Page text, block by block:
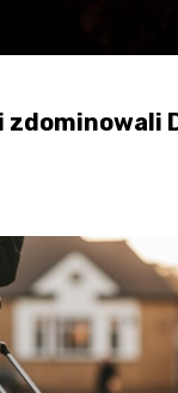
zdominowali